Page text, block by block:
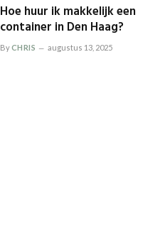
Hoe huur ik makkelijk een
container in Den Haag?
ByCHRIS augustus 13, 2025